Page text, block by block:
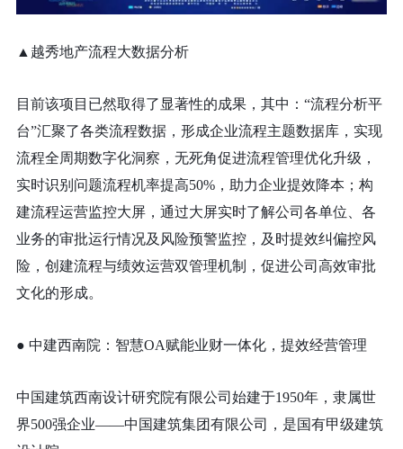
▲越秀地产流程大数据分析
目前该项目已然取得了显著性的成果，其中：“流程分析平
台”汇聚了各类流程数据，形成企业流程主题数据库，实现
流程全周期数字化洞察，无死角促进流程管理优化升级，
实时识别问题流程机率提高50%，助力企业提效降本；构
建流程运营监控大屏，通过大屏实时了解公司各单位、各
业务的审批运行情况及风险预警监控，及时提效纠偏控风
险，创建流程与绩效运营双管理机制，促进公司高效审批
文化的形成。
● 中建西南院：智慧OA赋能业财一体化，提效经营管理
中国建筑西南设计研究院有限公司始建于1950年，隶属世
界500强企业——中国建筑集团有限公司，是国有甲级建筑